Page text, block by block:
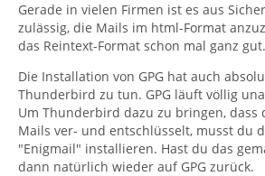
Gerade in vielen Firmen ist es aus
zulässig, die Mails im html-Format
das Reintext-Format schon mal ganz gut.
Die Installation von GPG hat auch
Thunderbird zu tun. GPG läuft völlig
Um Thunderbird dazu zu bringen, dass
Mails ver- und entschlüsselt, musst du
"Enigmail" installieren. Hast du das
dann natürlich wieder auf GPG zurück.